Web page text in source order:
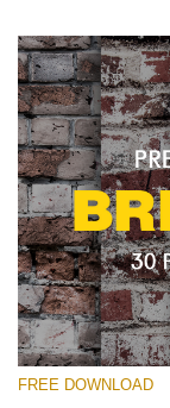
FREE DOWNLOAD